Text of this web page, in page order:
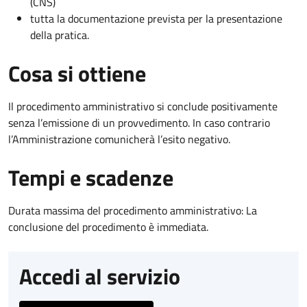
tutta la documentazione prevista per la presentazione
della pratica.
Cosa si ottiene
Il procedimento amministrativo si conclude positivamente
senza l’emissione di un provvedimento. In caso contrario
l’Amministrazione comunicherà l’esito negativo.
Tempi e scadenze
Durata massima del procedimento amministrativo: La
conclusione del procedimento è immediata.
Accedi al servizio